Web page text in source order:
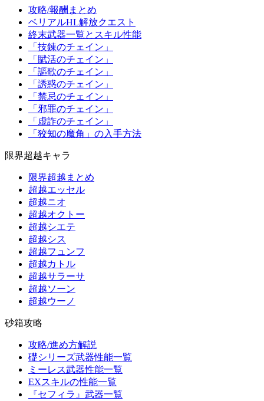
攻略/報酬まとめ
ベリアルHL解放クエスト
終末武器一覧とスキル性能
「技錬のチェイン」
「賦活のチェイン」
「謳歌のチェイン」
「誘惑のチェイン」
「禁忌のチェイン」
「邪罪のチェイン」
「虚詐のチェイン」
「狡知の魔角」の入手方法
限界超越キャラ
限界超越まとめ
超越エッセル
超越ニオ
超越オクトー
超越シエテ
超越シス
超越フュンフ
超越カトル
超越サラーサ
超越ソーン
超越ウーノ
砂箱攻略
攻略/進め方解説
礎シリーズ武器性能一覧
ミーレス武器性能一覧
EXスキルの性能一覧
『セフィラ』武器一覧